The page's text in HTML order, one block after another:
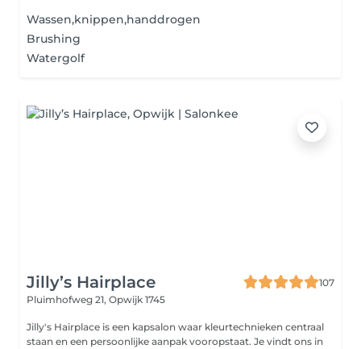
Wassen,knippen,handdrogen
Brushing
Watergolf
Jilly’s Hairplace
107
Pluimhofweg 21, Opwijk 1745
Jilly's Hairplace is een kapsalon waar kleurtechnieken centraal
staan en een persoonlijke aanpak vooropstaat. Je vindt ons in